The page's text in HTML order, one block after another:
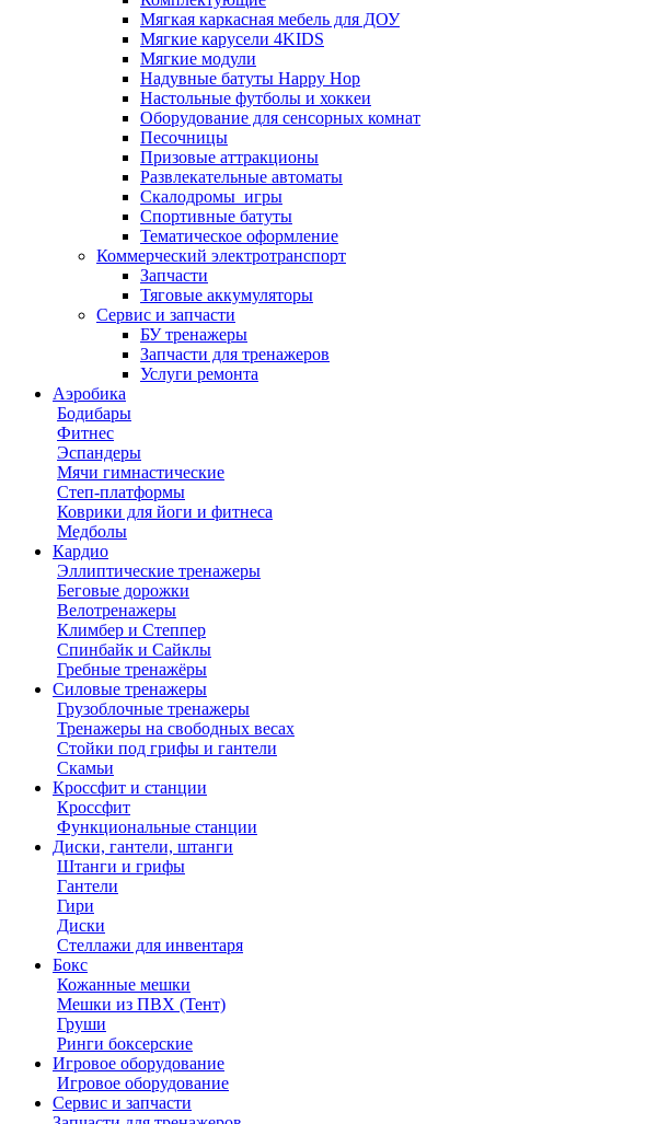
Мягкая каркасная мебель для ДОУ
Мягкие карусели 4KIDS
Мягкие модули
Надувные батуты Happy Hop
Настольные футболы и хоккеи
Оборудование для сенсорных комнат
Песочницы
Призовые аттракционы
Развлекательные автоматы
Скалодромы_игры
Спортивные батуты
Тематическое оформление
Коммерческий электротранспорт
Запчасти
Тяговые аккумуляторы
Сервис и запчасти
БУ тренажеры
Запчасти для тренажеров
Услуги ремонта
Аэробика
Бодибары
Фитнес
Эспандеры
Мячи гимнастические
Степ-платформы
Коврики для йоги и фитнеса
Медболы
Кардио
Эллиптические тренажеры
Беговые дорожки
Велотренажеры
Климбер и Степпер
Спинбайк и Сайклы
Гребные тренажёры
Силовые тренажеры
Грузоблочные тренажеры
Тренажеры на свободных весах
Стойки под грифы и гантели
Скамьи
Кроссфит и станции
Кроссфит
Функциональные станции
Диски, гантели, штанги
Штанги и грифы
Гантели
Гири
Диски
Стеллажи для инвентаря
Бокс
Кожанные мешки
Мешки из ПВХ (Тент)
Груши
Ринги боксерские
Игровое оборудование
Игровое оборудование
Сервис и запчасти